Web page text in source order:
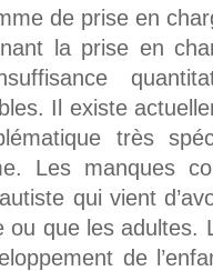
de prise en
la prise en
Il existe
très
Les manques
qui vient
ou que les adultes.
de